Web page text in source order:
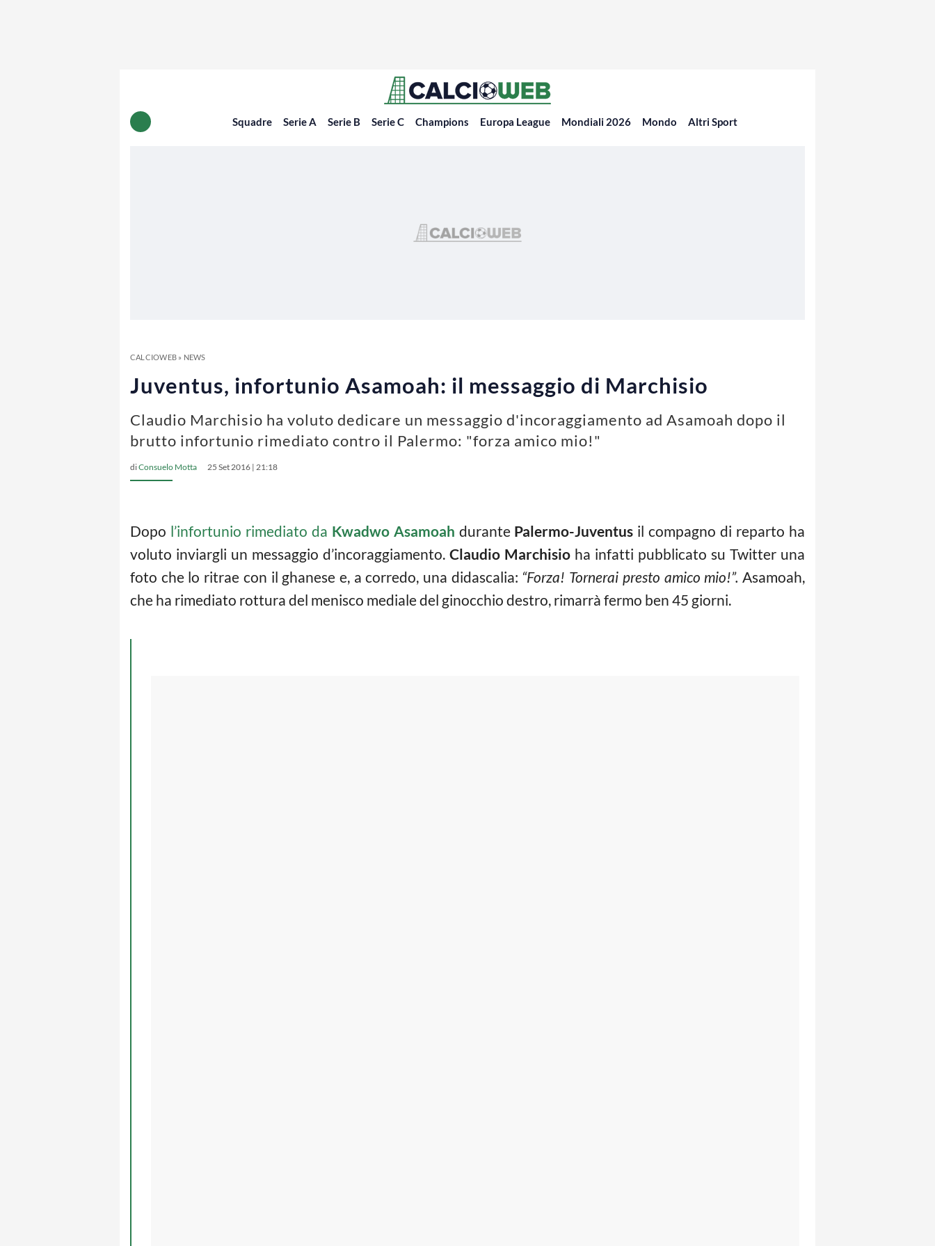
Squadre Serie A Serie B Serie C Champions Europa League Mondiali 2026 Mondo Altri Sport
CALCIOWEB» NEWS
Juventus, infortunio Asamoah: il messaggio di Marchisio
Claudio Marchisio ha voluto dedicare un messaggio d'incoraggiamento ad Asamoah dopo il
brutto infortunio rimediato contro il Palermo: "forza amico mio!"
diConsuelo Motta 25 Set 2016 | 21:18
Dopo l’infortunio rimediato da Kwadwo Asamoah durante Palermo-Juventus il compagno di reparto ha
voluto inviargli un messaggio d’incoraggiamento. Claudio Marchisio ha infatti pubblicato su Twitter una
foto che lo ritrae con il ghanese e, a corredo, una didascalia: “Forza! Tornerai presto amico mio!”. Asamoah,
che ha rimediato rottura del menisco mediale del ginocchio destro, rimarrà fermo ben 45 giorni.